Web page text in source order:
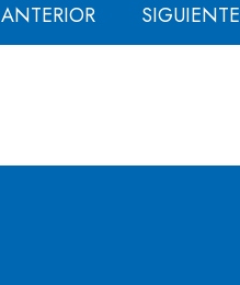
ANTERIOR SIGUIENTE